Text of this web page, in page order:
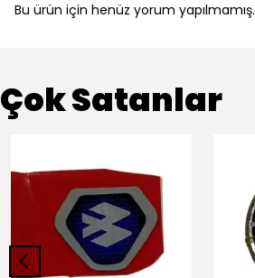
Bu ürün için henüz yorum yapılmamış.
Çok Satanlar